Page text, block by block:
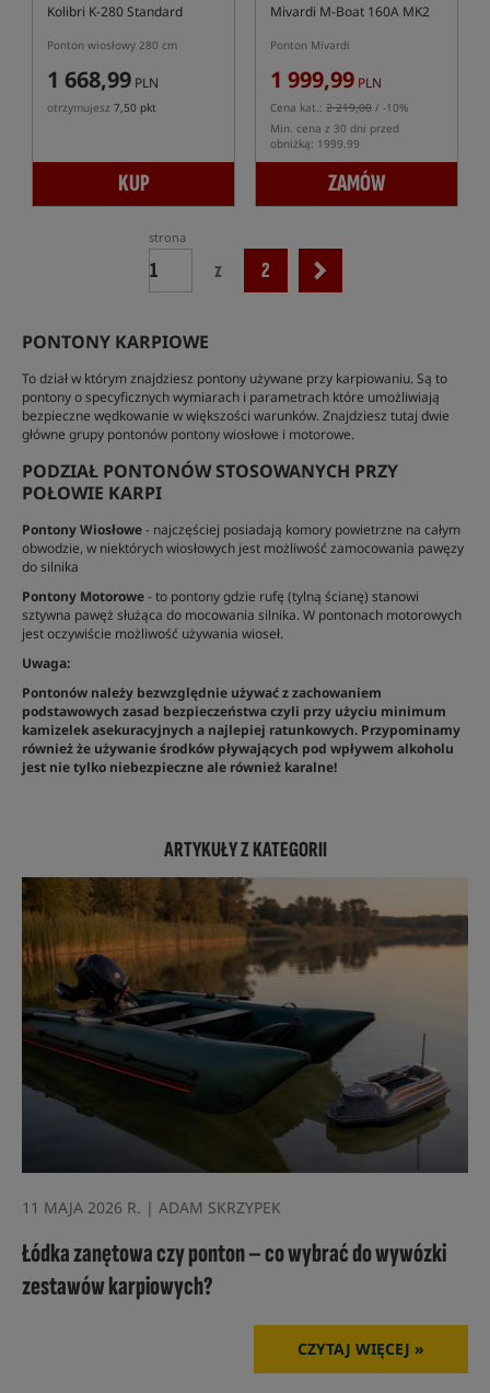
Kolibri K-280 Standard
Ponton wiosłowy 280 cm
1 668,99 PLN
otrzymujesz 7,50 pkt
KUP
Mivardi M-Boat 160A MK2
Ponton Mivardi
1 999,99 PLN
Cena kat.: 2 219,00 / -10%
Min. cena z 30 dni przed
obniżką: 1999.99
ZAMÓW
strona
z 2
PONTONY KARPIOWE
To dział w którym znajdziesz pontony używane przy karpiowaniu. Są to
pontony o specyficznych wymiarach i parametrach które umożliwiają
bezpieczne wędkowanie w większości warunków. Znajdziesz tutaj dwie
główne grupy pontonów pontony wiosłowe i motorowe.
PODZIAŁ PONTONÓW STOSOWANYCH PRZY
POŁOWIE KARPI
Pontony Wiosłowe- najczęściej posiadają komory powietrzne na całym
obwodzie, w niektórych wiosłowych jest możliwość zamocowania pawęzy
do silnika
Pontony Motorowe- to pontony gdzie rufę (tylną ścianę) stanowi
sztywna pawęż służąca do mocowania silnika. W pontonach motorowych
jest oczywiście możliwość używania wioseł.
Uwaga:
Pontonów należy bezwzględnie używać z zachowaniem
podstawowych zasad bezpieczeństwa czyli przy użyciu minimum
kamizelek asekuracyjnych a najlepiej ratunkowych. Przypominamy
również że używanie środków pływających pod wpływem alkoholu
jest nie tylko niebezpieczne ale również karalne!
ARTYKUŁY Z KATEGORII
11 MAJA 2026 R. | ADAM SKRZYPEK
Łódka zanętowa czy ponton – co wybrać do wywózki
zestawów karpiowych?
CZYTAJ WIĘCEJ »